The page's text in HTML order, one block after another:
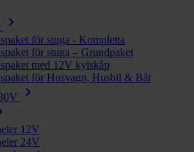
chevron_right
för stuga - Kompletta
för stuga – Grundpaket
med 12V kylskåp
för Husvagn, Husbil & Båt
chevron_right
12V
24V